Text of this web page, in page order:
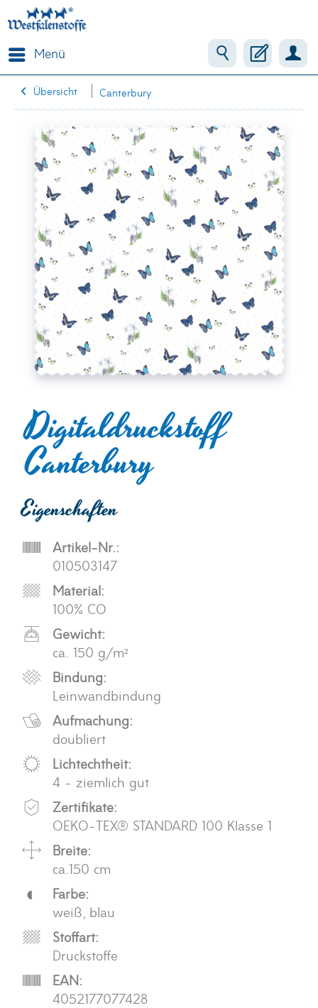
Menü
Übersicht Canterbury
Digitaldruckstoff
Canterbury
Eigenschaften
Artikel-Nr.:
010503147
Material:
100% CO
Gewicht:
ca. 150 g/m²
Bindung:
Leinwandbindung
Aufmachung:
doubliert
Lichtechtheit:
4 - ziemlich gut
Zertifikate:
OEKO-TEX® STANDARD 100 Klasse 1
Breite:
ca.150 cm
Farbe:
weiß, blau
Stoffart:
Druckstoffe
EAN:
4052177077428